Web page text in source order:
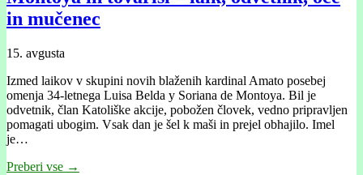
in mučenec
15. avgusta
Izmed laikov v skupini novih blaženih kardinal Amato posebej
omenja 34-letnega Luisa Belda y Soriana de Montoya. Bil je
odvetnik, član Katoliške akcije, pobožen človek, vedno pripravljen
pomagati ubogim. Vsak dan je šel k maši in prejel obhajilo. Imel
je…
Preberi vse →